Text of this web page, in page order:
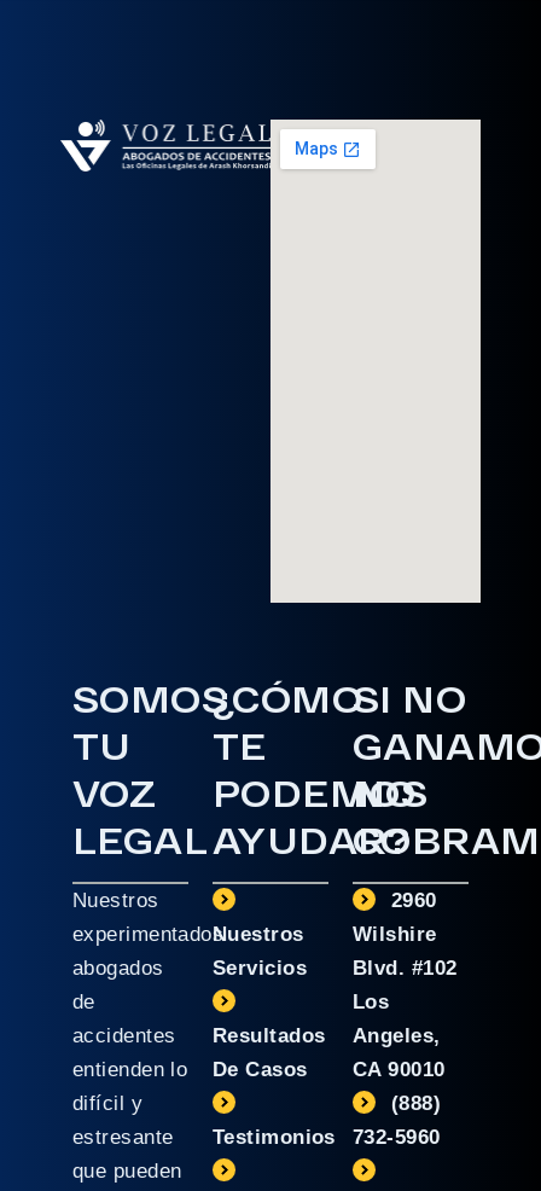
SOMOS
TU
VOZ
LEGAL
Nuestros
experimentados
abogados
de
accidentes
entienden lo
difícil y
estresante
que pueden
¿CÓMO
TE
PODEMOS
AYUDAR?
Nuestros
Servicios
Resultados
De Casos
Testimonios
SI NO
NO
2960
Wilshire
Blvd. #102
Los
Angeles,
CA 90010
(888)
732-5960